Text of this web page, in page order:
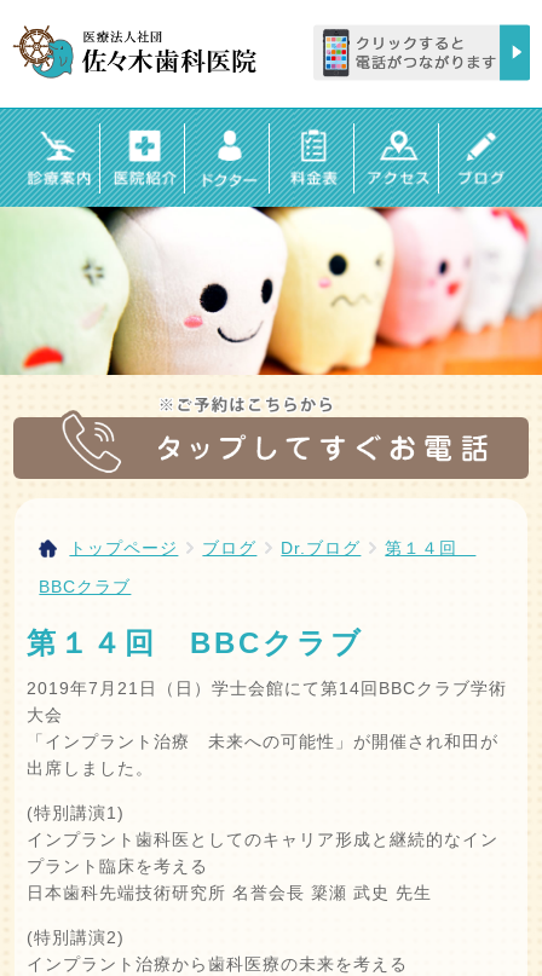
トップページ ブログ Dr.ブログ
第１４回
BBCクラブ
第１４回 BBCクラブ
2019年7月21日（日）学士会館にて第14回BBCクラブ学術
大会
「インプラント治療 未来への可能性」が開催され和田が
出席しました。
(特別講演1)
インプラント歯科医としてのキャリア形成と継続的なイン
プラント臨床を考える
日本歯科先端技術研究所 名誉会長 簗瀬 武史 先生
(特別講演2)
インプラント治療から歯科医療の未来を考える